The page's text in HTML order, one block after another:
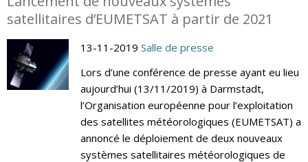
satellitaires d’EUMETSAT à partir de 2021
13-11-2019 Salle de presse
Lors d’une conférence de presse ayant eu lieu
aujourd’hui (13/11/2019) à Darmstadt,
l’Organisation européenne pour l’exploitation
des satellites météorologiques (EUMETSAT) a
annoncé le déploiement de deux nouveaux
systèmes satellitaires météorologiques de